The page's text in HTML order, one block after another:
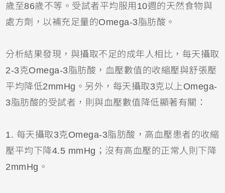
歲至86歲不等。受試者平均服用10週的天然食物與
處方劑，以補充足量的Omega-3脂肪酸。
分析結果發現，與攝取不足的成年人相比，每天攝取
2-3克Omega-3脂肪酸，血壓數值的收縮壓與舒張壓
平均降低2mmHg。另外，每天攝取3克以上Omega-
3脂肪酸的受試者，則與血壓數值降低顯著有關：
1. 每天攝取3克Omega-3脂肪酸，高血壓患者的收縮
壓平均下降4.5 mmHg；沒有高血壓的正常人則下降
2mmHg。